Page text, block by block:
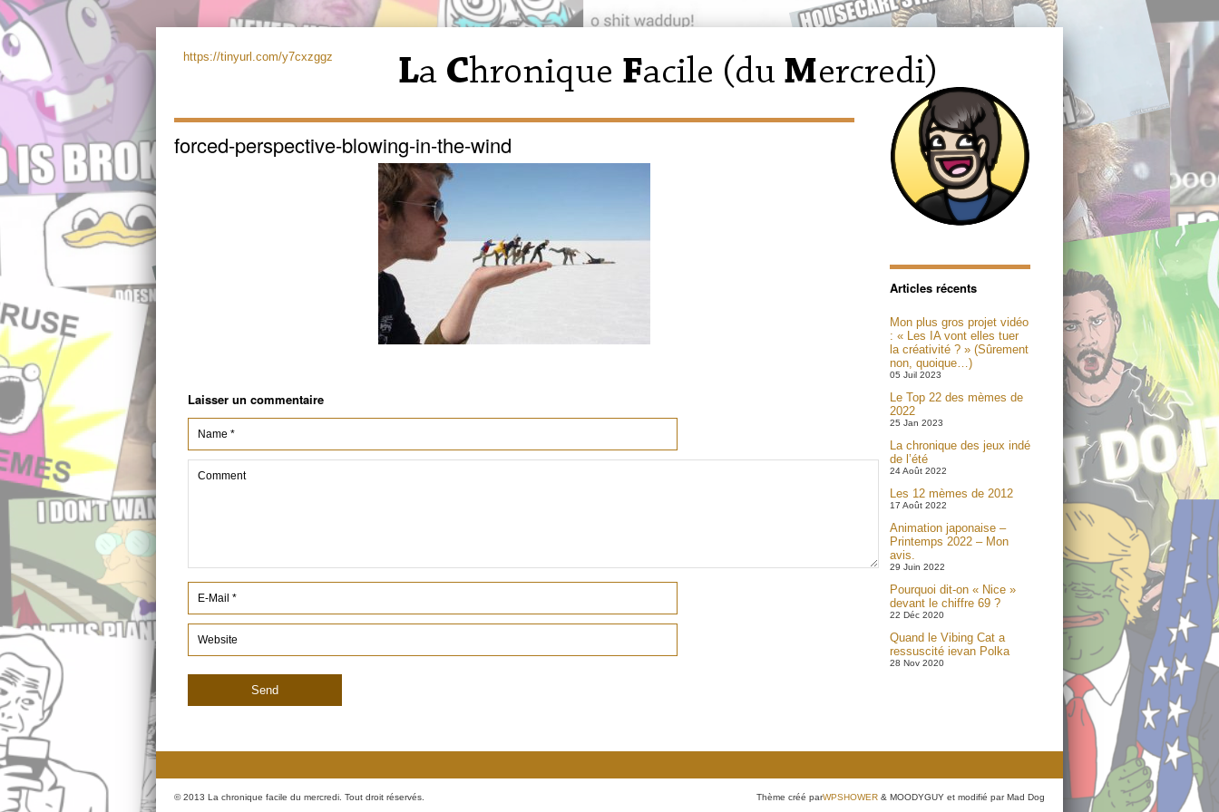
https://tinyurl.com/y7cxzggz
forced-perspective-blowing-in-the-wind
Laisser un commentaire
Articles récents
Mon plus gros projet vidéo
: « Les IA vont elles tuer
la créativité ? » (Sûrement
non, quoique…)
05 Juil 2023
Le Top 22 des mèmes de
2022
25 Jan 2023
La chronique des jeux indé
de l’été
24 Août 2022
Les 12 mèmes de 2012
17 Août 2022
Animation japonaise –
Printemps 2022 – Mon
avis.
29 Juin 2022
Pourquoi dit-on « Nice »
devant le chiffre 69 ?
22 Déc 2020
Quand le Vibing Cat a
ressuscité ievan Polka
28 Nov 2020
© 2013 La chronique facile du mercredi. Tout droit réservés. Thème créé parWPSHOWER & MOODYGUY et modifié par Mad Dog